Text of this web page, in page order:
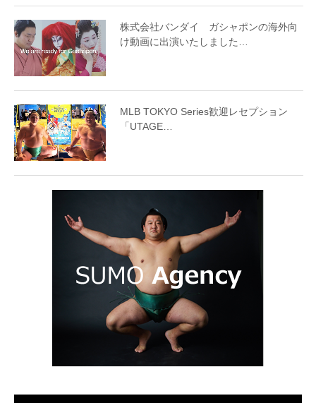
株式会社バンダイ ガシャポンの海外向
け動画に出演いたしました…
MLB TOKYO Series歓迎レセプション
「UTAGE…